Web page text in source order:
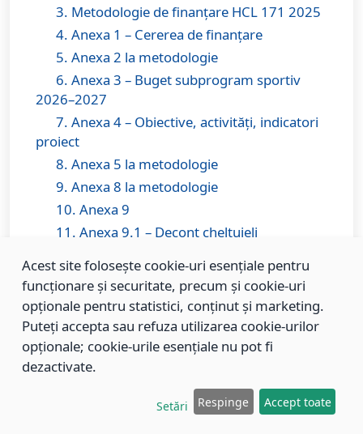
3. Metodologie de finanțare HCL 171 2025
4. Anexa 1 – Cererea de finanțare
5. Anexa 2 la metodologie
6. Anexa 3 – Buget subprogram sportiv
2026–2027
7. Anexa 4 – Obiective, activități, indicatori
proiect
8. Anexa 5 la metodologie
9. Anexa 8 la metodologie
10. Anexa 9
11. Anexa 9.1 – Decont cheltuieli
12. Norme generale activitate sportivă HCL
790 2024
Acest site folosește cookie-uri esențiale pentru
funcționare și securitate, precum și cookie-uri
opționale pentru statistici, conținut și marketing.
Puteți accepta sau refuza utilizarea cookie-urilor
opționale; cookie-urile esențiale nu pot fi
dezactivate.
Setări Respinge Accept toate